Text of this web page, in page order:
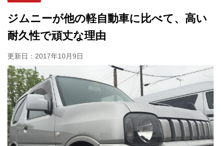
ジムニーが他の軽自動車に比べて、高い
耐久性で頑丈な理由
更新日： 2017年10月9日